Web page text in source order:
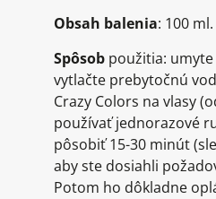
Obsah balenia: 100 ml.
Spôsob použitia:
vytlačte prebytočnú
Crazy Colors na vlasy
používať jednorazové
pôsobiť 15-30 minút
aby ste dosiahli
Potom ho dôkladne